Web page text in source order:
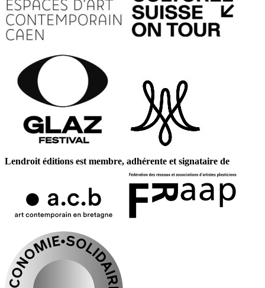
Lendroit éditions est membre, adhérente et signataire de